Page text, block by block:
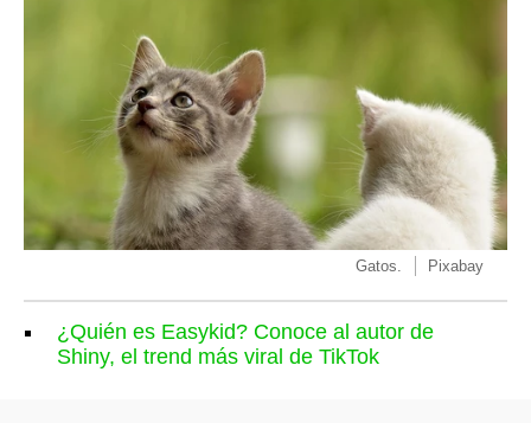
Gatos. Pixabay
¿Quién es Easykid? Conoce al autor de
Shiny, el trend más viral de TikTok